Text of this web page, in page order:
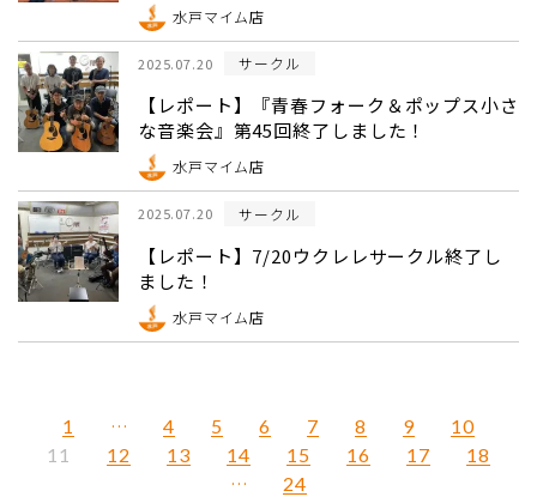
水戸マイム店
2025.07.20 サークル
【レポート】『青春フォーク＆ポップス小さ
な音楽会』第45回終了しました！
水戸マイム店
2025.07.20 サークル
【レポート】7/20ウクレレサークル終了し
ました！
水戸マイム店
1 … 4 5 6 7 8 9
10
11
12 13 14 15 16 17 18
… 24